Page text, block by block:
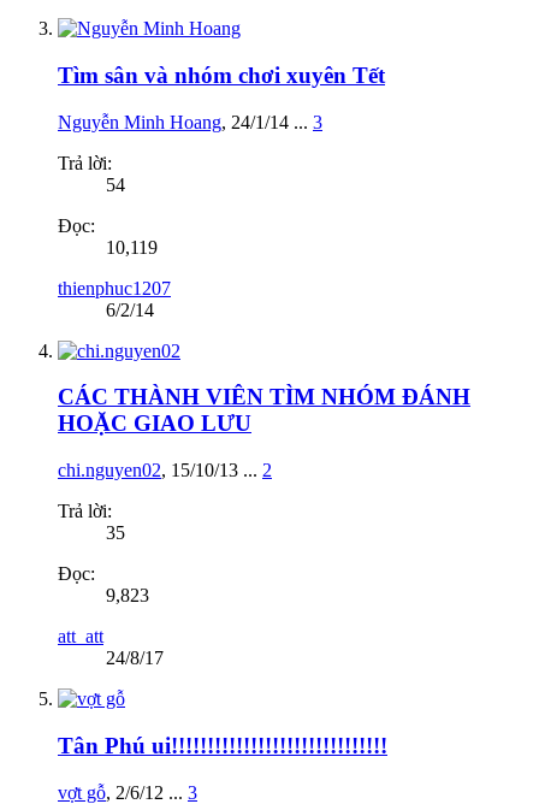
Tìm sân và nhóm chơi xuyên Tết
Nguyễn Minh Hoang, 24/1/14 ... 3
Trả lời:
54
Đọc:
10,119
thienphuc1207
6/2/14
CÁC THÀNH VIÊN TÌM NHÓM ĐÁNH
HOẶC GIAO LƯU
chi.nguyen02, 15/10/13 ... 2
Trả lời:
35
Đọc:
9,823
att_att
24/8/17
Tân Phú ui!!!!!!!!!!!!!!!!!!!!!!!!!!!!!!
vợt gỗ, 2/6/12 ... 3